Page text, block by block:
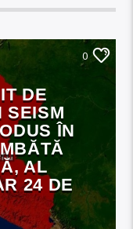
0
DE
SEISM
ÎN
AL
24 DE